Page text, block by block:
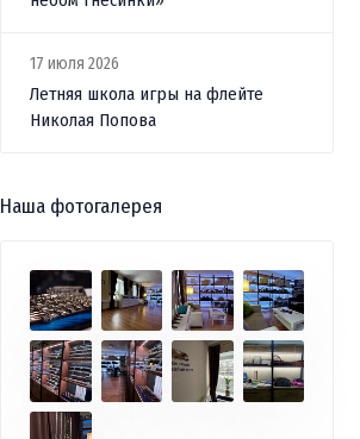
17 июля 2026
Летняя школа игры на флейте
Николая Попова
Наша фотогалерея